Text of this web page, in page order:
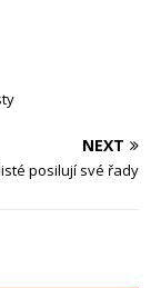
NEXT
posilují své řady